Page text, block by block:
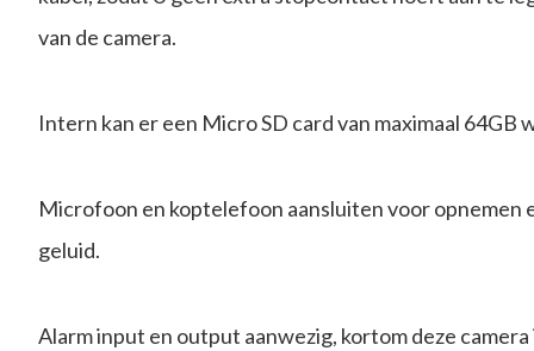
van de camera.
Intern kan er een Micro SD card van maximaal 64GB
Microfoon en koptelefoon aansluiten voor opnemen
geluid.
Alarm input en output aanwezig, kortom deze